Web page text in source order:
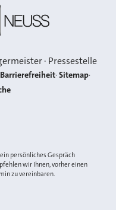
· Pressestelle
Barrierefreiheit Sitemap
ein persönliches Gespräch
wir Ihnen, vorher einen
zu vereinbaren.